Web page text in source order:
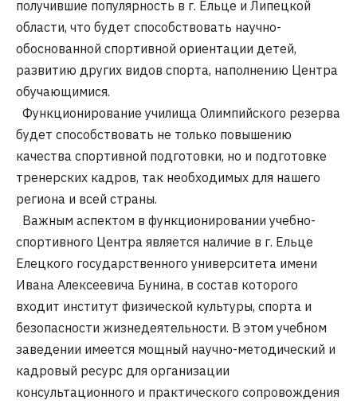
получившие популярность в г. Ельце и Липецкой
области, что будет способствовать научно-
обоснованной спортивной ориентации детей,
развитию других видов спорта, наполнению Центра
обучающимися.
Функционирование училища Олимпийского резерва
будет способствовать не только повышению
качества спортивной подготовки, но и подготовке
тренерских кадров, так необходимых для нашего
региона и всей страны.
Важным аспектом в функционировании учебно-
спортивного Центра является наличие в г. Ельце
Елецкого государственного университета имени
Ивана Алексеевича Бунина, в состав которого
входит институт физической культуры, спорта и
безопасности жизнедеятельности. В этом учебном
заведении имеется мощный научно-методический и
кадровый ресурс для организации
консультационного и практического сопровождения